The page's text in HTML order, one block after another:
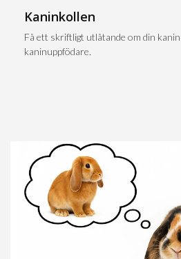
Kaninkollen
Få ett skriftligt utlåtande om din
kaninuppfödare.